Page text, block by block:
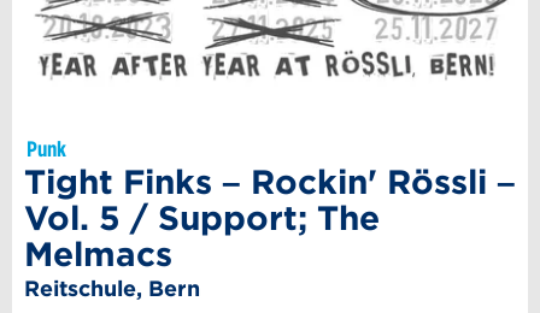
Punk
Tight Finks – Rockin' Rössli –
Vol. 5 / Support; The
Melmacs
Reitschule, Bern